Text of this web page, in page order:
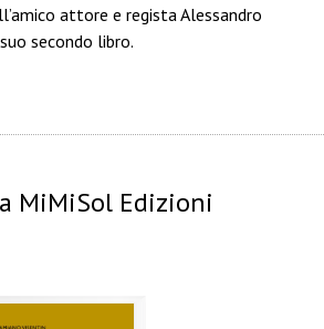
attore e regista Alessandro
secondo libro.
MiMiSol Edizioni